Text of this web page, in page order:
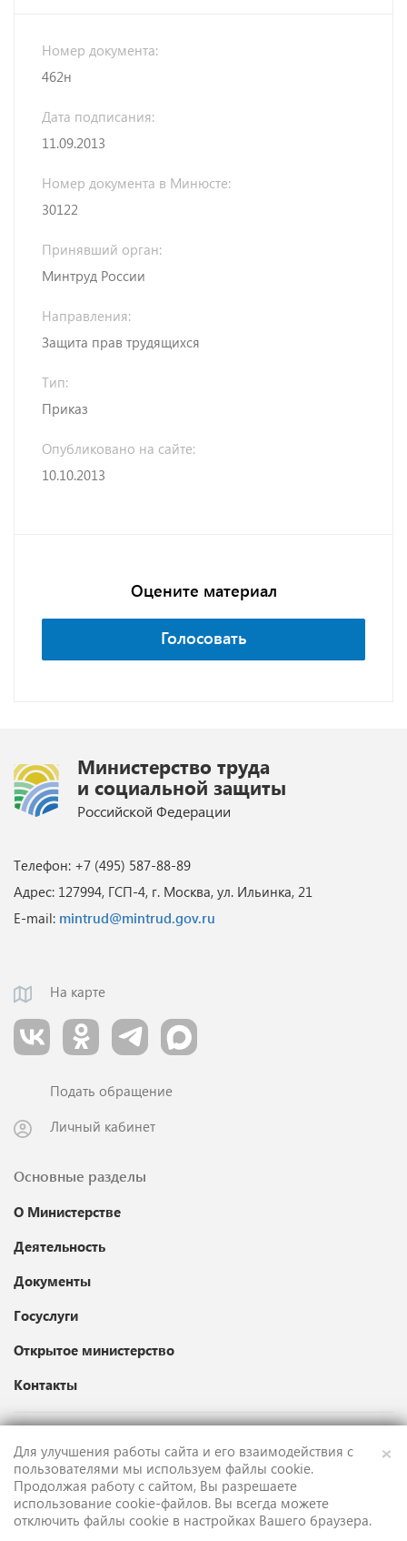
Номер документа:
462н
Дата подписания:
11.09.2013
Номер документа в Минюсте:
30122
Принявший орган:
Минтруд России
Направления:
Защита прав трудящихся
Тип:
Приказ
Опубликовано на сайте:
10.10.2013
Оцените материал
Голосовать
×
Для улучшения работы сайта и его взаимодействия с
пользователями мы используем файлы cookie.
Продолжая работу с сайтом, Вы разрешаете
использование cookie-файлов. Вы всегда можете
отключить файлы cookie в настройках Вашего браузера.
Министерство труда
и социальной защиты
Российской Федерации
Телефон: +7 (495) 587-88-89
Адрес: 127994, ГСП-4, г. Москва, ул. Ильинка, 21
E-mail: mintrud@mintrud.gov.ru
На карте
Подать обращение
Личный кабинет
Основные разделы
О Министерстве
Деятельность
Документы
Госуслуги
Открытое министерство
Контакты
Карта сайта
Техническая поддержка
English version